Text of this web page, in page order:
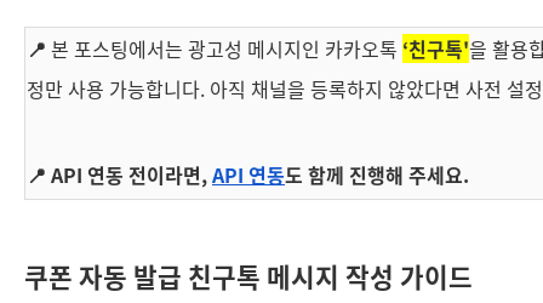
📍 본 포스팅에서는 광고성 메시지인 카카오톡 ‘친구톡'을 활용
정만 사용 가능합니다. 아직 채널을 등록하지 않았다면 사전 설
📍 API 연동 전이라면,API 연동도 함께 진행해 주세요.
쿠폰 자동 발급 친구톡 메시지 작성 가이드